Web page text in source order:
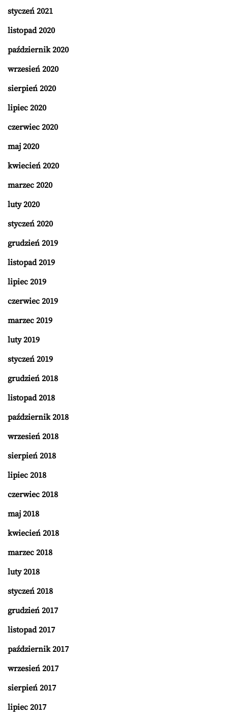
styczeń 2021
listopad 2020
październik 2020
wrzesień 2020
sierpień 2020
lipiec 2020
czerwiec 2020
maj 2020
kwiecień 2020
marzec 2020
luty 2020
styczeń 2020
grudzień 2019
listopad 2019
lipiec 2019
czerwiec 2019
marzec 2019
luty 2019
styczeń 2019
grudzień 2018
listopad 2018
październik 2018
wrzesień 2018
sierpień 2018
lipiec 2018
czerwiec 2018
maj 2018
kwiecień 2018
marzec 2018
luty 2018
styczeń 2018
grudzień 2017
listopad 2017
październik 2017
wrzesień 2017
sierpień 2017
lipiec 2017